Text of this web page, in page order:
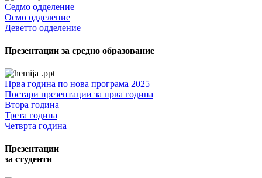
Седмо одделение
Осмо одделение
Деветто одделение
Презентации за средно образование
Прва година по нова програма 2025
Постари презентации за прва година
Втора година
Трета година
Четврта година
Презентации
за студенти